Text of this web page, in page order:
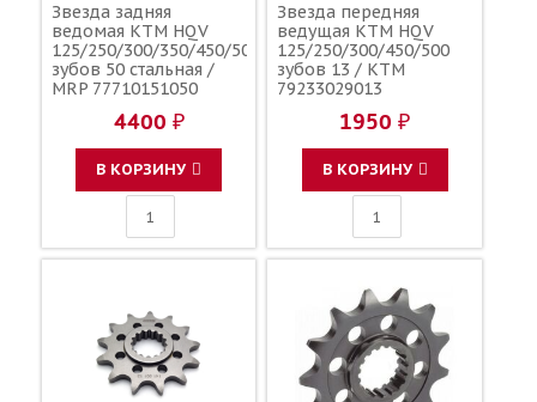
Звезда задняя
ведомая KTM HQV
125/250/300/350/450/500
зубов 50 стальная /
MRP 77710151050
4400 ₽
В КОРЗИНУ
Звезда передняя
ведущая KTM HQV
125/250/300/450/500
зубов 13 / KTM
79233029013
1950 ₽
В КОРЗИНУ